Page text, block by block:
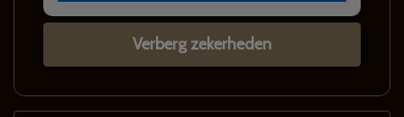
Verberg zekerheden